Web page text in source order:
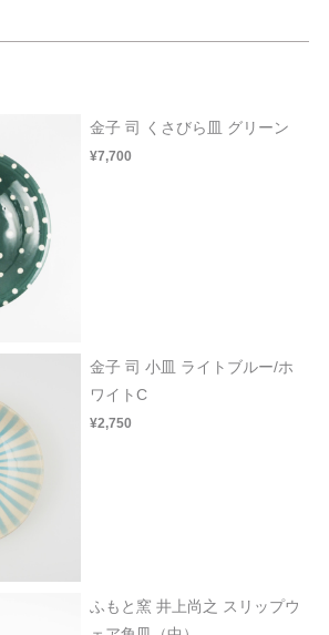
金子 司 くさびら皿 グリーン
¥7,700
金子 司 小皿 ライトブルー/ホ
ワイトC
¥2,750
ふもと窯 井上尚之 スリップウ